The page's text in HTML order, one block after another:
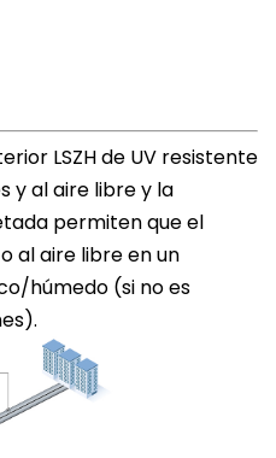
LSZH de UV resistente
y al aire libre y la
permiten que el
al aire libre en un
húmedo (si no es